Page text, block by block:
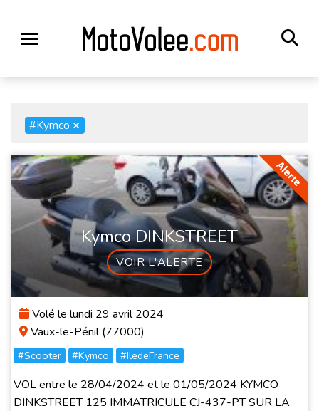
#Kymco ×
Kymco DINKSTREET
VOIR L'ALERTE
Volé le lundi 29 avril 2024
Vaux-le-Pénil (77000)
#Scooter #Kymco #IledeFrance
VOL entre le 28/04/2024 et le 01/05/2024 KYMCO
DINKSTREET 125 IMMATRICULE CJ-437-PT SUR LA